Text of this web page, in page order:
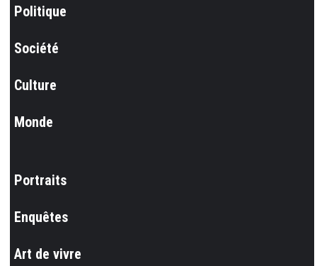
Politique
Société
Culture
Monde
Portraits
Enquêtes
Art de vivre